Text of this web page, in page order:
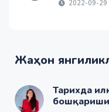
2022-09-29
Жаҳон
Тарихда